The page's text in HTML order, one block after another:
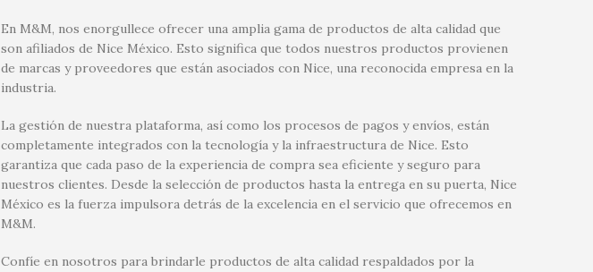
En M&M, nos enorgullece ofrecer una amplia gama de productos de alta calidad que
son afiliados de Nice México. Esto significa que todos nuestros productos provienen
de marcas y proveedores que están asociados con Nice, una reconocida empresa en la
industria.
La gestión de nuestra plataforma, así como los procesos de pagos y envíos, están
completamente integrados con la tecnología y la infraestructura de Nice. Esto
garantiza que cada paso de la experiencia de compra sea eficiente y seguro para
nuestros clientes. Desde la selección de productos hasta la entrega en su puerta, Nice
México es la fuerza impulsora detrás de la excelencia en el servicio que ofrecemos en
M&M.
Confíe en nosotros para brindarle productos de alta calidad respaldados por la